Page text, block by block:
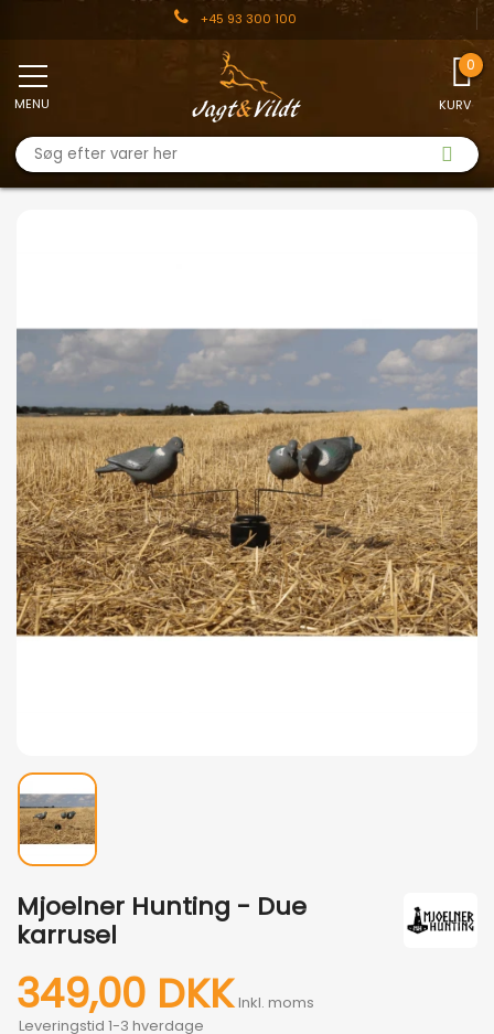
+45 93 300 100
KURV
MENU
Mjoelner Hunting - Due
karrusel
349,00 DKK Inkl. moms
Leveringstid 1-3 hverdage